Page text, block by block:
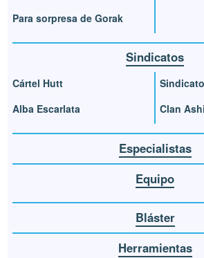
Para sorpresa de Gorak
Sindicatos
Cártel Hutt
Alba Escarlata
Clan
Especialistas
Equipo
Bláster
Herramientas